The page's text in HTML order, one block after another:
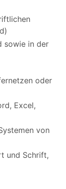
sowie in der
oder
Excel,
von
und Schrift,